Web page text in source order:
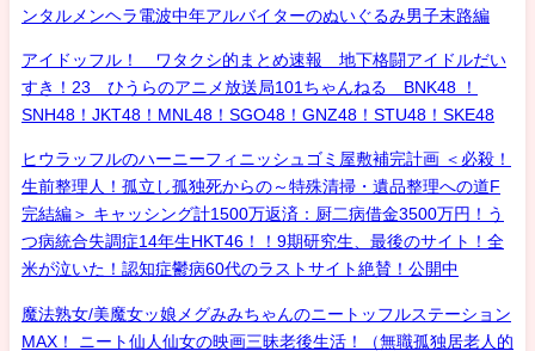
ンタルメンヘラ電波中年アルバイターのぬいぐるみ男子末路編
アイドッフル！ ワタクシ的まとめ速報 地下格闘アイドルだい
すき！23 ひうらのアニメ放送局101ちゃんねる BNK48 ！
SNH48！JKT48！MNL48！SGO48！GNZ48！STU48！SKE48
ヒウラッフルのハーニーフィニッシュゴミ屋敷補完計画 ＜必殺！
生前整理人！孤立し孤独死からの～特殊清掃・遺品整理への道F
完結編＞ キャッシング計1500万返済：厨二病借金3500万円！う
つ病統合失調症14年生HKT46！！9期研究生、最後のサイト！全
米が泣いた！認知症鬱病60代のラストサイト絶賛！公開中
魔法熟女/美魔女ッ娘メグみみちゃんのニートッフルステーション
MAX！ ニート仙人仙女の映画三昧老後生活！（無職孤独居老人的